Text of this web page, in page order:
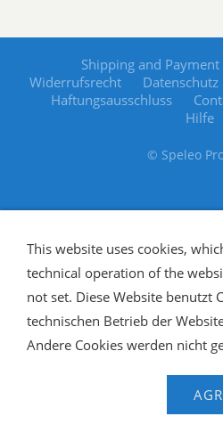
Shipping and Payment
Widerrufsrecht
Datenschutz
Haftungsausschluss
Hilfe
© Speleo
This website uses cookies,
technical operation of the
not set. Diese Website benutzt
technischen Betrieb der
Andere Cookies werden nicht